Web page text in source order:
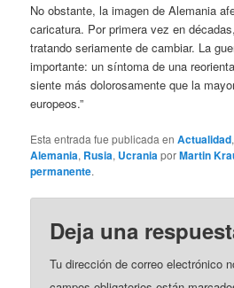
No obstante, la imagen de Alemania
caricatura. Por primera vez en
tratando seriamente de cambiar. La
importante: un síntoma de una
siente más dolorosamente que la
europeos.”
Esta entrada fue publicada enActualidad
Alemania, Rusia, UcraniaporMartin
permanente.
Deja una
Tu dirección de correo electrónico